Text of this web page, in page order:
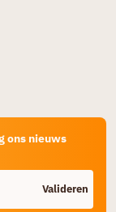
ons nieuws
Valideren